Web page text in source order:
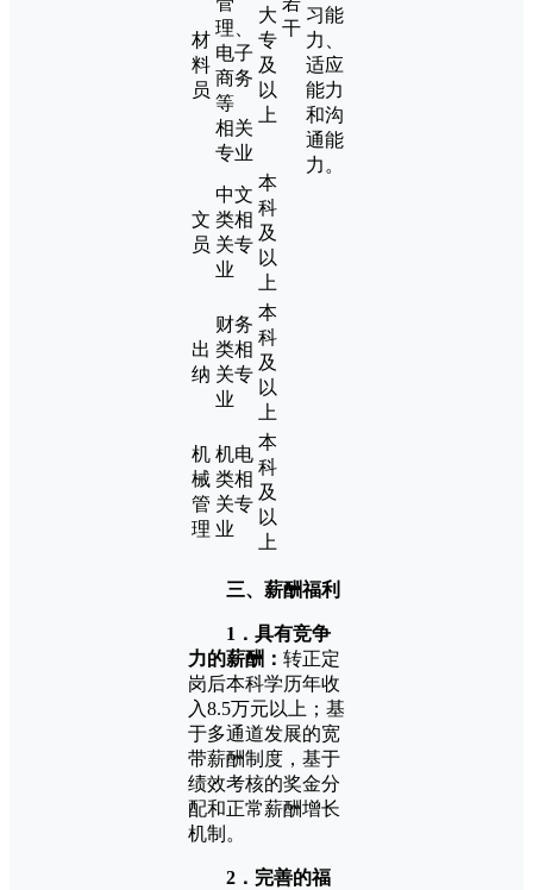
干
习能
力、
适应
能力
和沟
通能
力。
材
料
员
理、
电子
商务
等
相关
专业
大
专
及
以
上
文
员
中文
类相
关专
业
本
科
及
以
上
出
纳
财务
类相
关专
业
本
科
及
以
上
机
械
管
理
机电
类相
关专
业
本
科
及
以
上
三、薪酬福利
1．具有竞争
力的薪酬： 转正定
岗后本科学历年收
入8.5万元以上；基
于多通道发展的宽
带薪酬制度，基于
绩效考核的奖金分
配和正常薪酬增长
机制。
2．完善的福